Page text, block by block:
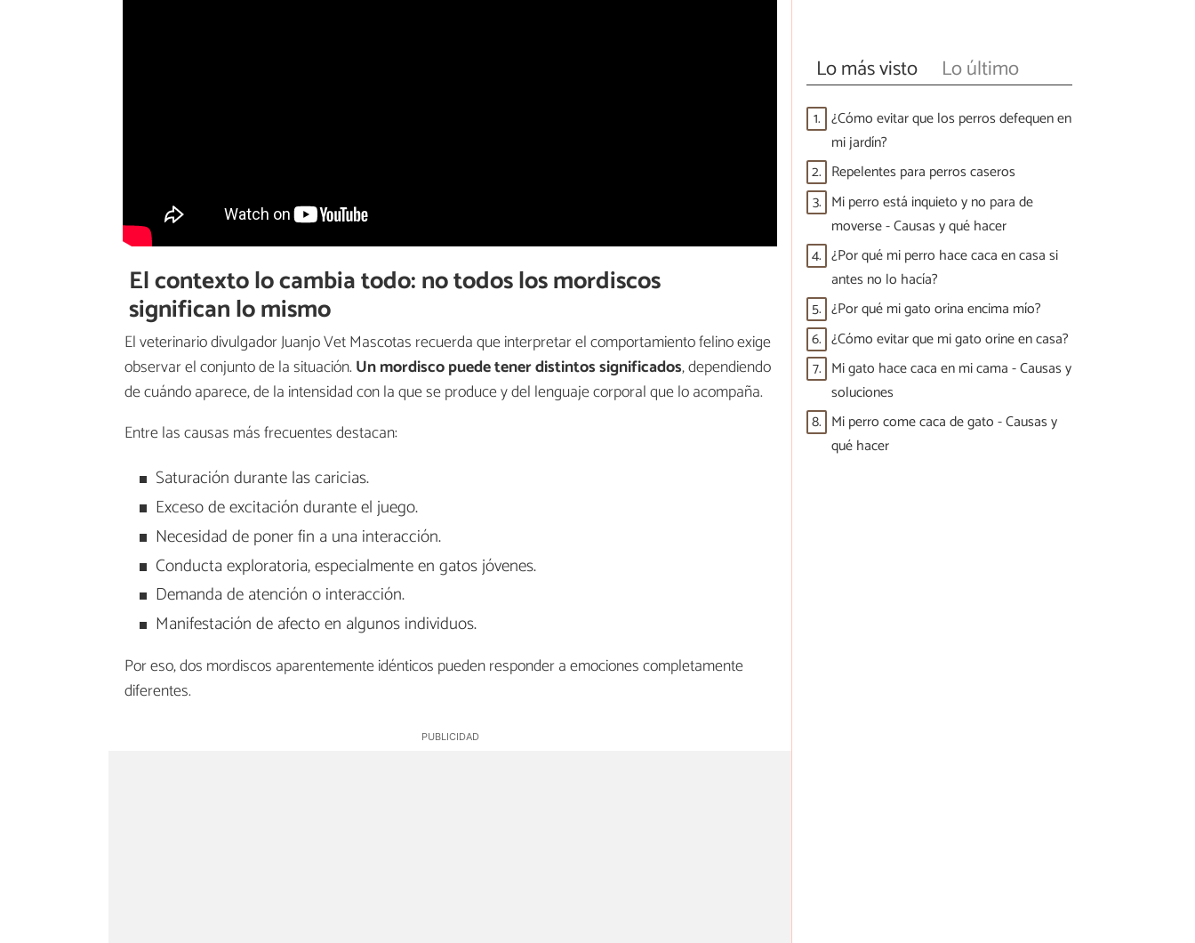
El contexto lo cambia todo: no todos los mordiscos
significan lo mismo
El veterinario divulgador Juanjo Vet Mascotas recuerda que interpretar el comportamiento felino exige
observar el conjunto de la situación. Un mordisco puede tener distintos significados, dependiendo
de cuándo aparece, de la intensidad con la que se produce y del lenguaje corporal que lo acompaña.
Entre las causas más frecuentes destacan:
Saturación durante las caricias.
Exceso de excitación durante el juego.
Necesidad de poner fin a una interacción.
Conducta exploratoria, especialmente en gatos jóvenes.
Demanda de atención o interacción.
Manifestación de afecto en algunos individuos.
Por eso, dos mordiscos aparentemente idénticos pueden responder a emociones completamente
diferentes.
Lo más visto Lo último
1. ¿Cómo evitar que los perros defequen en
mi jardín?
2. Repelentes para perros caseros
3. Mi perro está inquieto y no para de
moverse - Causas y qué hacer
4. ¿Por qué mi perro hace caca en casa si
antes no lo hacía?
5. ¿Por qué mi gato orina encima mío?
6. ¿Cómo evitar que mi gato orine en casa?
7. Mi gato hace caca en mi cama - Causas y
soluciones
8. Mi perro come caca de gato - Causas y
qué hacer